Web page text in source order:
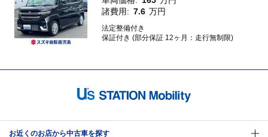
諸費用: 7.6 万円
法定整備付き
保証付き (部分保証 12ヶ月：走行無制限)
お近くのお店から中古車を探す